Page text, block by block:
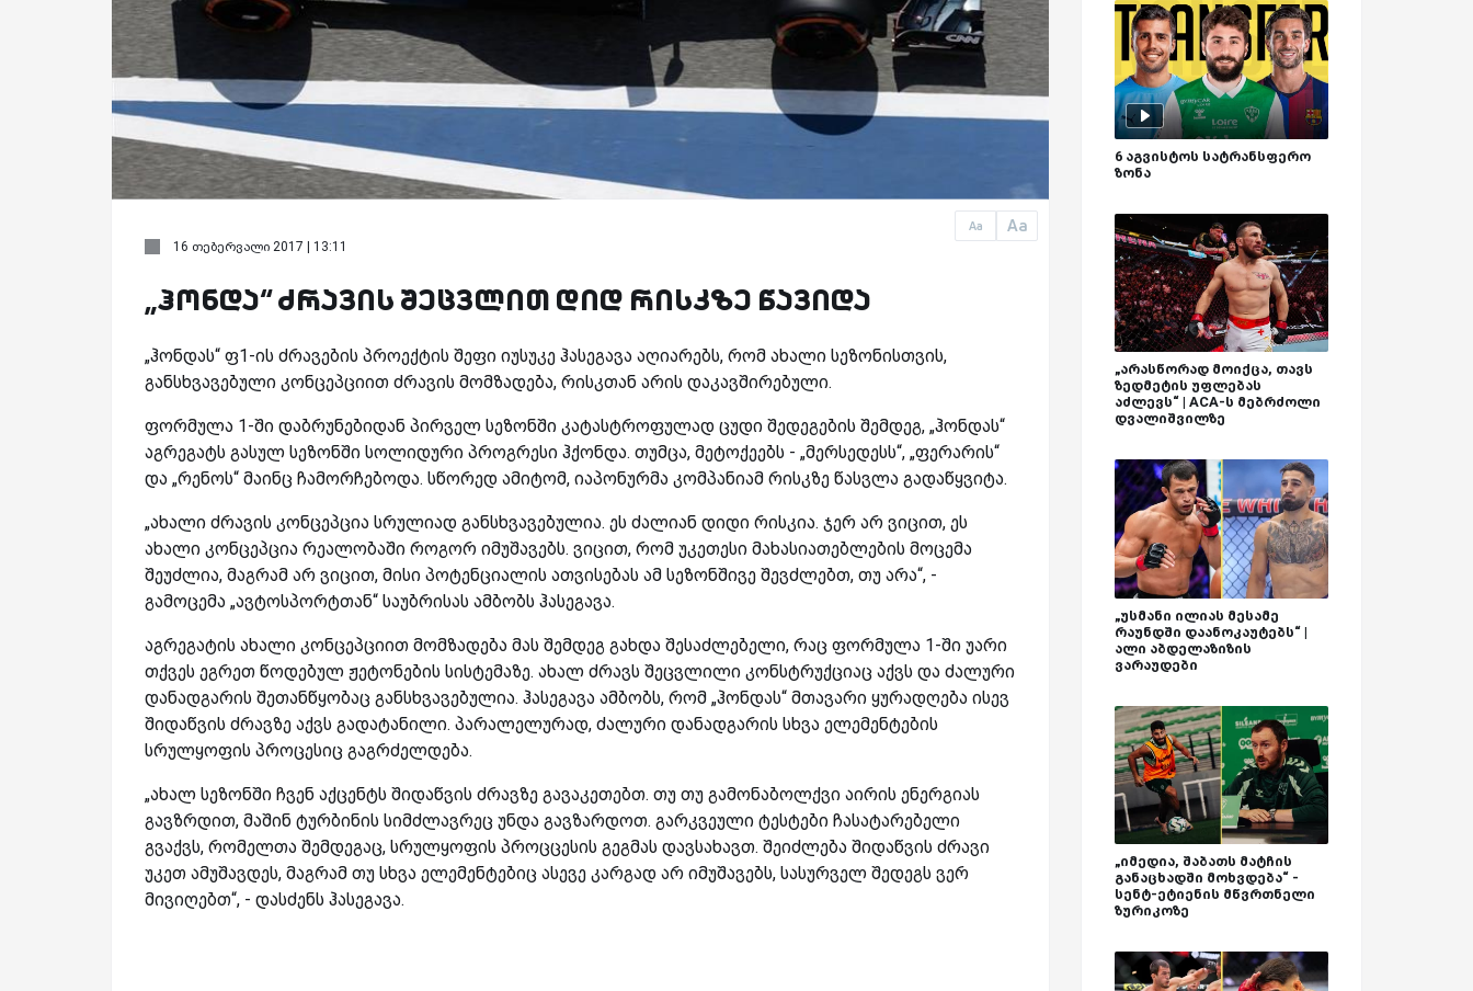
Aa Aa
16 თებერვალი 2017 | 13:11
„ჰონდა“ ძრავის შეცვლით დიდ რისკზე წავიდა
„ჰონდას“ ფ1-ის ძრავების პროექტის შეფი იუსუკე ჰასეგავა აღიარებს, რომ ახალი სეზონისთვის,
განსხვავებული კონცეპციით ძრავის მომზადება, რისკთან არის დაკავშირებული.
ფორმულა 1-ში დაბრუნებიდან პირველ სეზონში კატასტროფულად ცუდი შედეგების შემდეგ, „ჰონდას“
აგრეგატს გასულ სეზონში სოლიდური პროგრესი ჰქონდა. თუმცა, მეტოქეებს - „მერსედესს“, „ფერარის“
და „რენოს“ მაინც ჩამორჩებოდა. სწორედ ამიტომ, იაპონურმა კომპანიამ რისკზე წასვლა გადაწყვიტა.
„ახალი ძრავის კონცეპცია სრულიად განსხვავებულია. ეს ძალიან დიდი რისკია. ჯერ არ ვიცით, ეს
ახალი კონცეპცია რეალობაში როგორ იმუშავებს. ვიცით, რომ უკეთესი მახასიათებლების მოცემა
შეუძლია, მაგრამ არ ვიცით, მისი პოტენციალის ათვისებას ამ სეზონშივე შევძლებთ, თუ არა“, -
გამოცემა „ავტოსპორტთან“ საუბრისას ამბობს ჰასეგავა.
აგრეგატის ახალი კონცეპციით მომზადება მას შემდეგ გახდა შესაძლებელი, რაც ფორმულა 1-ში უარი
თქვეს ეგრეთ წოდებულ ჟეტონების სისტემაზე. ახალ ძრავს შეცვლილი კონსტრუქციაც აქვს და ძალური
დანადგარის შეთანწყობაც განსხვავებულია. ჰასეგავა ამბობს, რომ „ჰონდას“ მთავარი ყურადღება ისევ
შიდაწვის ძრავზე აქვს გადატანილი. პარალელურად, ძალური დანადგარის სხვა ელემენტების
სრულყოფის პროცესიც გაგრძელდება.
„ახალ სეზონში ჩვენ აქცენტს შიდაწვის ძრავზე გავაკეთებთ. თუ თუ გამონაბოლქვი აირის ენერგიას
გავზრდით, მაშინ ტურბინის სიმძლავრეც უნდა გავზარდოთ. გარკვეული ტესტები ჩასატარებელი
გვაქვს, რომელთა შემდეგაც, სრულყოფის პროცცესის გეგმას დავსახავთ. შეიძლება შიდაწვის ძრავი
უკეთ ამუშავდეს, მაგრამ თუ სხვა ელემენტებიც ასევე კარგად არ იმუშავებს, სასურველ შედეგს ვერ
მივიღებთ“, - დასძენს ჰასეგავა.
6 აგვისტოს სატრანსფერო
ზონა
„არასწორად მოიქცა, თავს
ზედმეტის უფლებას
აძლევს“ | ACA-ს მებრძოლი
დვალიშვილზე
„უსმანი ილიას მესამე
რაუნდში დაანოკაუტებს“ |
ალი აბდელაზიზის
ვარაუდები
„იმედია, შაბათს მატჩის
განაცხადში მოხვდება“ -
სენტ-ეტიენის მწვრთნელი
ზურიკოზე